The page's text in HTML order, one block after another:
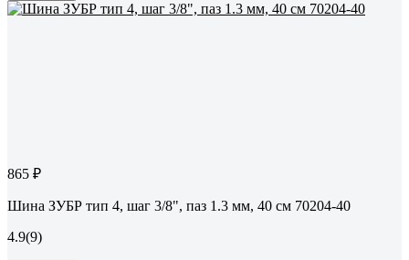
865 ₽
Шина ЗУБР тип 4, шаг 3/8", паз 1.3 мм, 40 см 70204-40
4.9(9)